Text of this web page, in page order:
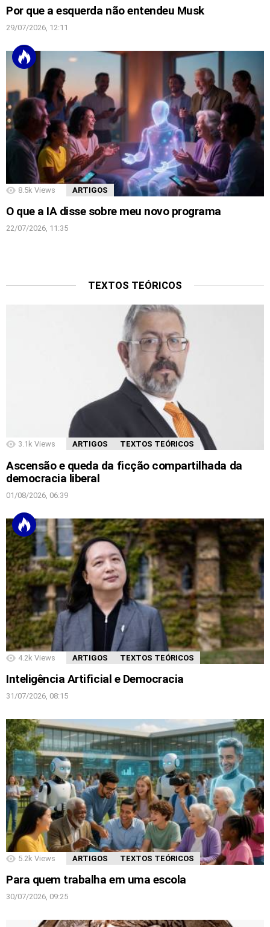
Por que a esquerda não entendeu Musk
29/07/2026, 12:11
8.5k Views ARTIGOS
O que a IA disse sobre meu novo programa
22/07/2026, 11:35
TEXTOS TEÓRICOS
3.1k Views ARTIGOS TEXTOS TEÓRICOS
Ascensão e queda da ficção compartilhada da
democracia liberal
01/08/2026, 06:39
4.2k Views ARTIGOS TEXTOS TEÓRICOS
Inteligência Artificial e Democracia
31/07/2026, 08:15
5.2k Views ARTIGOS TEXTOS TEÓRICOS
Para quem trabalha em uma escola
30/07/2026, 09:25